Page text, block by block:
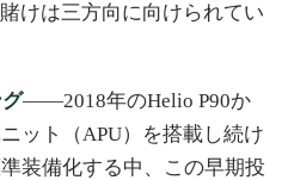
けは三方向に向けられてい
——2018年のHelio P90か
ット（APU）を搭載し続け
装備化する中、この早期投